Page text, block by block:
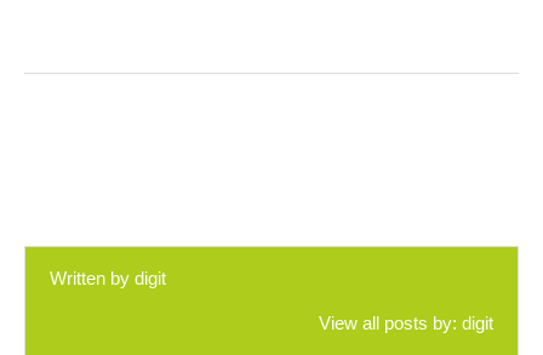
Written by digit
View all posts by: digit